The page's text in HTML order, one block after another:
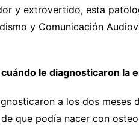
y extrovertido, esta
y Comunicación
cuándo le diagnosticaron la
a los dos meses
que podía nacer con